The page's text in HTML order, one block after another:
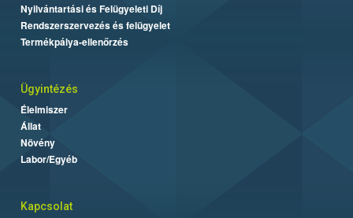
Nyilvántartási és Felügyeleti Díj
Rendszerszervezés és felügyelet
Termékpálya-ellenőrzés
Ügyintézés
Élelmiszer
Állat
Növény
Labor/Egyéb
Kapcsolat